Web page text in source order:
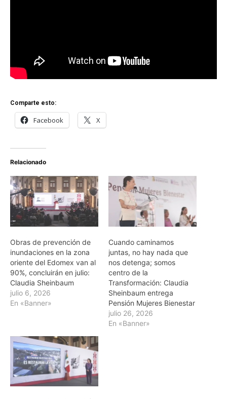
Comparte esto:
Facebook X
Relacionado
Obras de prevención de
inundaciones en la zona
oriente del Edomex van al
90%, concluirán en julio:
Claudia Sheinbaum
julio 6, 2026
En «Banner»
Cuando caminamos
juntas, no hay nada que
nos detenga; somos
centro de la
Transformación: Claudia
Sheinbaum entrega
Pensión Mujeres Bienestar
julio 26, 2026
En «Banner»